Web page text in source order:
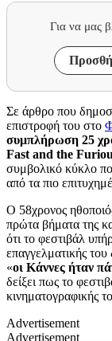
Για να μας
Σε άρθρο που
επιστροφή του στο
συμπλήρωση 25
Fast and the
συμβολικό κύκλο
από τα πιο
Ο 58χρονος
πρώτα βήματα της
ότι το φεστιβάλ
επαγγελματικής
«οι Κάννες ήταν
δείξει πως το
κινηματογραφικής
Advertisement
Advertisement